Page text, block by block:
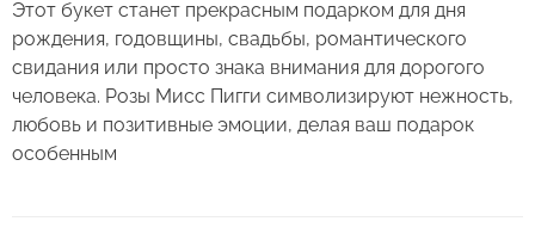
Этот букет станет прекрасным подарком для дня
рождения, годовщины, свадьбы, романтического
свидания или просто знака внимания для дорогого
человека. Розы Мисс Пигги символизируют нежность,
любовь и позитивные эмоции, делая ваш подарок
особенным
Сервис:
Цена/Качество:
Доставка:
3. Если Вы перевозите букет, убедитесь, что
он правильно упакован. В зимнее время, даже
кратковременный контакт с холодным
воздухом несколько минут, будет губителен
для цветов (наши курьеры в зимнее время
транспортируют букеты в специальных
Выберите дату доставки
Контакты
Букет из 27 роз Мисс Пигги
"Зефир" 50 см